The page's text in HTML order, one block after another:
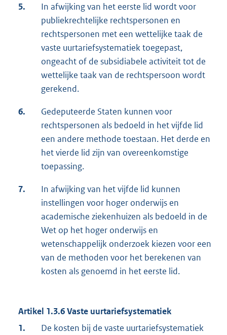
5.
In afwijking van het eerste lid wordt voor
publiekrechtelijke rechtspersonen en
rechtspersonen met een wettelijke taak de
vaste uurtariefsystematiek toegepast,
ongeacht of de subsidiabele activiteit tot de
wettelijke taak van de rechtspersoon wordt
gerekend.
6.
Gedeputeerde Staten kunnen voor
rechtspersonen als bedoeld in het vijfde lid
een andere methode toestaan. Het derde en
het vierde lid zijn van overeenkomstige
toepassing.
7.
In afwijking van het vijfde lid kunnen
instellingen voor hoger onderwijs en
academische ziekenhuizen als bedoeld in de
Wet op het hoger onderwijs en
wetenschappelijk onderzoek kiezen voor een
van de methoden voor het berekenen van
kosten als genoemd in het eerste lid.
Artikel 1.3.6 Vaste uurtariefsystematiek
1.
De kosten bij de vaste uurtariefsystematiek